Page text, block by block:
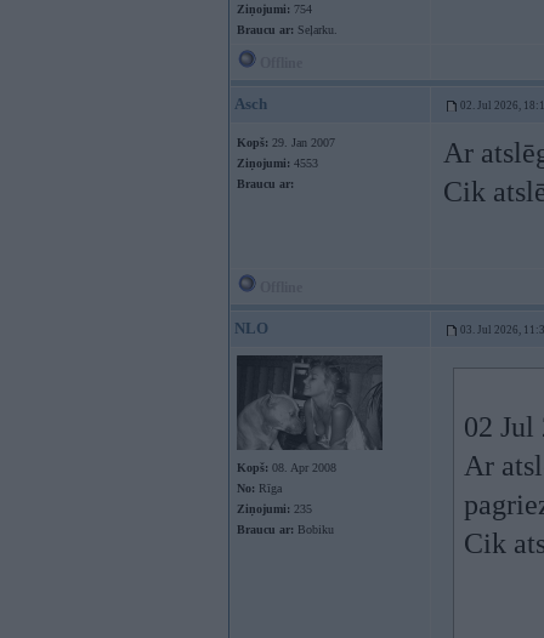
Ziņojumi: 754
Braucu ar: Seļarku.
Asch 02. Jul 2026,
Kopš: 29. Jan 2007
Ziņojumi: 4553
Braucu ar:
Ar
Cik
NLO 03. Jul 2026,
Kopš: 08. Apr 2008
No: Rīga
Ziņojumi: 235
Braucu ar: Bobiku
02
Ar
Cik